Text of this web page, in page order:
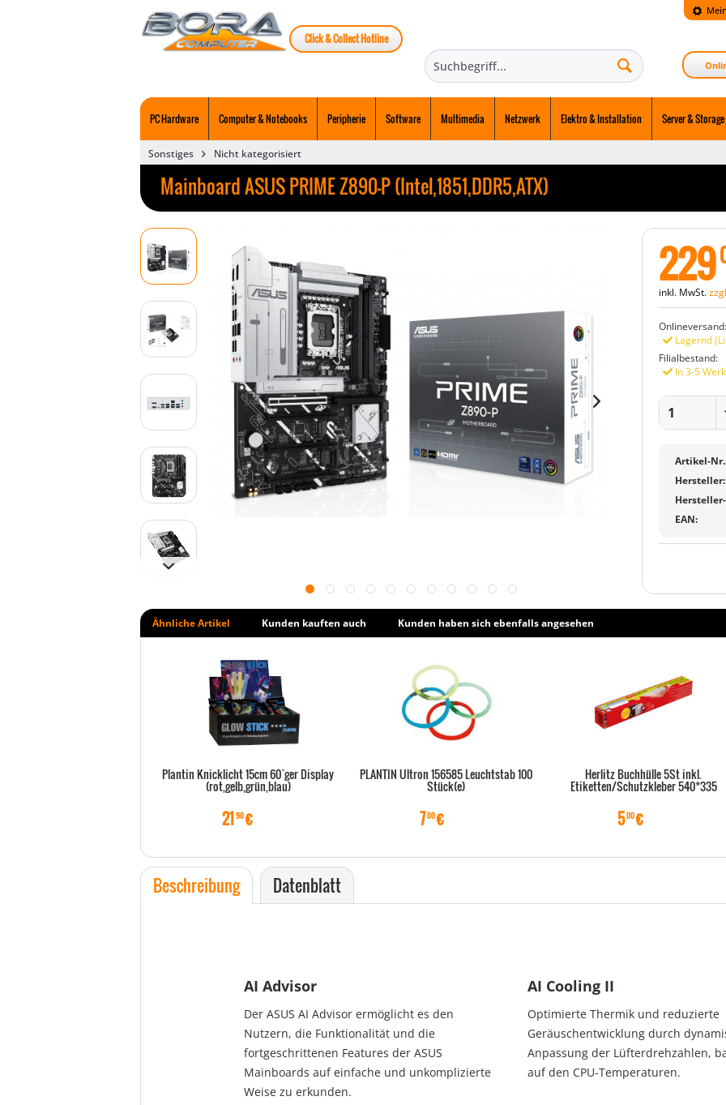
Click & Collect Hotline
PC Hardware Computer & Notebooks Peripherie Software Multimedia Netzwerk Elektro & Installation Server & Storage
Sonstiges Nicht kategorisiert
Mainboard ASUS PRIME Z890-P (Intel,1851,DDR5,ATX)
229
inkl. MwSt.
Onlineversand:
Lagernd
Filialbestand:
In 3-5
Artikel-
Hersteller:
EAN:
Ähnliche Artikel Kunden kauften auch Kunden haben sich ebenfalls angesehen
Plantin Knicklicht 15cm 60`ger Display
(rot,gelb,grün,blau)
21 90€
PLANTIN Ultron 156585 Leuchtstab 100
Stück(e)
700€
Herlitz Buchhülle 5St inkl.
Etiketten/Schutzkleber 540*335
500€
Beschreibung Datenblatt
AI Advisor
Der ASUS AI Advisor ermöglicht es den
Nutzern, die Funktionalität und die
fortgeschrittenen Features der ASUS
Mainboards auf einfache und unkomplizierte
Weise zu erkunden.
AI Cooling II
Optimierte Thermik und reduzierte
Geräuschentwicklung durch
Anpassung der Lüfterdrehzahlen,
auf den CPU-Temperaturen.